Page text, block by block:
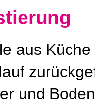
aus
und